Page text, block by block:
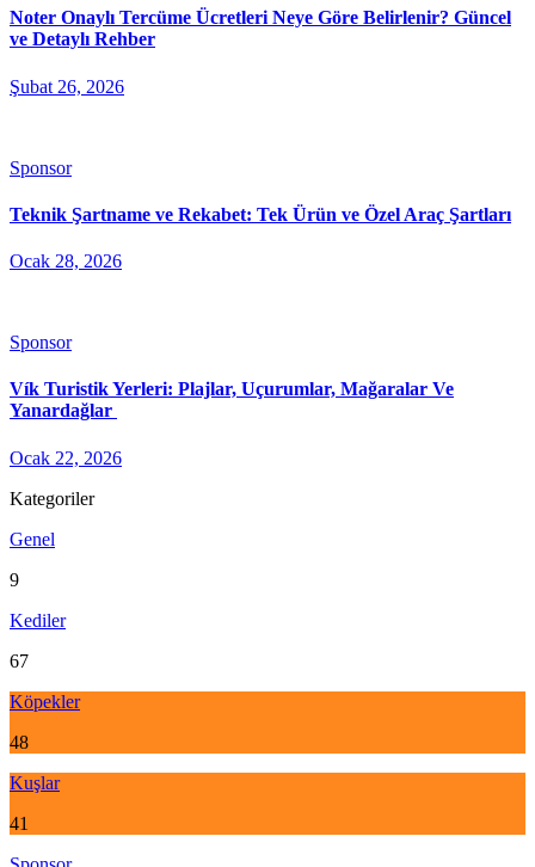
Noter Onaylı Tercüme Ücretleri Neye Göre Belirlenir? Güncel
ve Detaylı Rehber
Şubat 26, 2026
Sponsor
Teknik Şartname ve Rekabet: Tek Ürün ve Özel Araç Şartları
Ocak 28, 2026
Sponsor
Vík Turistik Yerleri: Plajlar, Uçurumlar, Mağaralar Ve
Yanardağlar
Ocak 22, 2026
Kategoriler
Genel
9
Kediler
67
Köpekler
48
Kuşlar
41